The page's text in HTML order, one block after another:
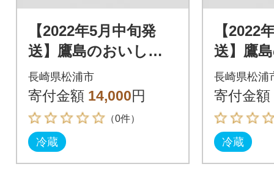
【2022年5月中旬発
送】鷹島のおいしか
タイ(1.2kg)
長崎県松浦市
寄付金額 14,000円
（0件）
冷蔵
【2022
送】鷹
タイ
長崎県松浦
寄付金額
冷蔵